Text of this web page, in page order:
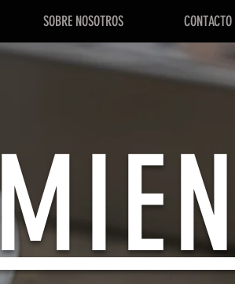
SOBRE NOSOTROS CONTACTO